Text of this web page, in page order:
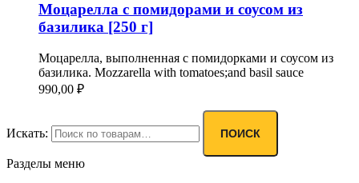
Моцарелла с помидорами и соусом из
базилика [250 г]
Моцарелла, выполненная с помидорками и соусом из
базилика. Mozzarella with tomatoes;and basil sauce
990,00 ₽
Искать: ПОИСК
Разделы меню